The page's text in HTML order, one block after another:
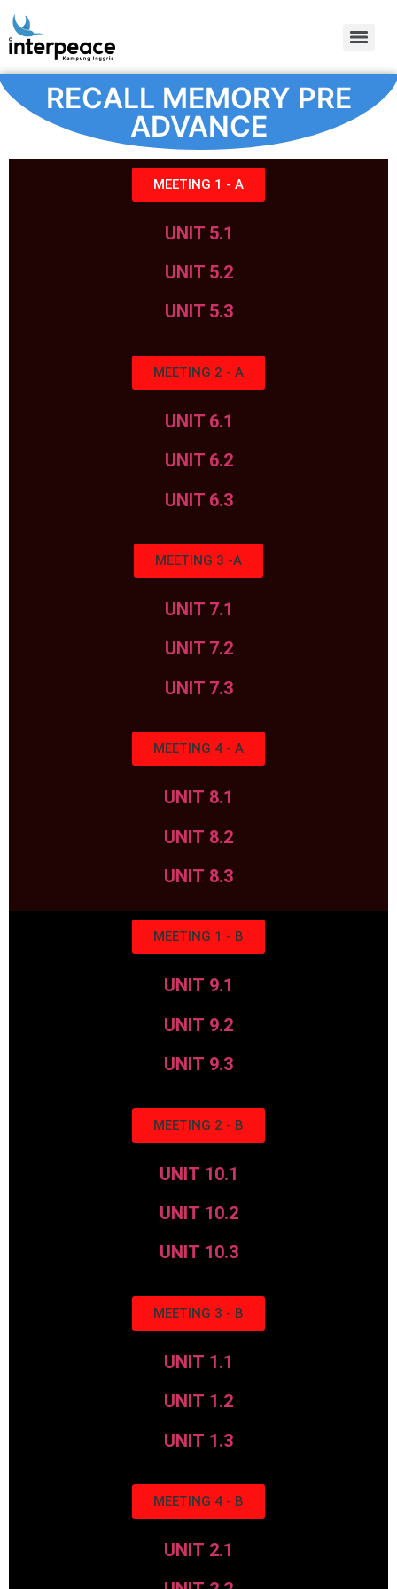
RECALL MEMORY PRE
ADVANCE
MEETING 1 - A
UNIT 5.1
UNIT 5.2
UNIT 5.3
MEETING 2 - A
UNIT 6.1
UNIT 6.2
UNIT 6.3
MEETING 3 -A
UNIT 7.1
UNIT 7.2
UNIT 7.3
MEETING 4 - A
UNIT 8.1
UNIT 8.2
UNIT 8.3
MEETING 1 - B
UNIT 9.1
UNIT 9.2
UNIT 9.3
MEETING 2 - B
UNIT 10.1
UNIT 10.2
UNIT 10.3
MEETING 3 - B
UNIT 1.1
UNIT 1.2
UNIT 1.3
MEETING 4 - B
UNIT 2.1